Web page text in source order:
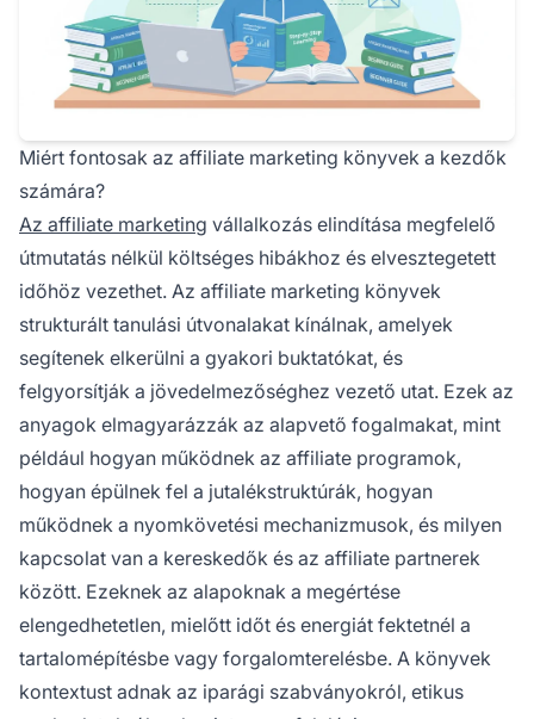
Miért fontosak az affiliate marketing könyvek a kezdők
számára?
Az affiliate marketing vállalkozás elindítása megfelelő
útmutatás nélkül költséges hibákhoz és elvesztegetett
időhöz vezethet. Az affiliate marketing könyvek
strukturált tanulási útvonalakat kínálnak, amelyek
segítenek elkerülni a gyakori buktatókat, és
felgyorsítják a jövedelmezőséghez vezető utat. Ezek az
anyagok elmagyarázzák az alapvető fogalmakat, mint
például hogyan működnek az affiliate programok,
hogyan épülnek fel a jutalékstruktúrák, hogyan
működnek a nyomkövetési mechanizmusok, és milyen
kapcsolat van a kereskedők és az affiliate partnerek
között. Ezeknek az alapoknak a megértése
elengedhetetlen, mielőtt időt és energiát fektetnél a
tartalomépítésbe vagy forgalomterelésbe. A könyvek
kontextust adnak az iparági szabványokról, etikus